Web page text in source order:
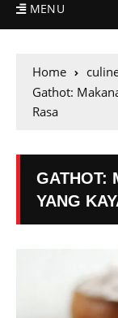
MENU
Home
Gathot:
Rasa
GATHOT:
YANG